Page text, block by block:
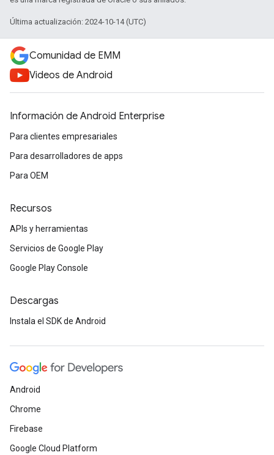
Última actualización: 2024-10-14 (UTC)
Comunidad de EMM
Videos de Android
Información de Android Enterprise
Para clientes empresariales
Para desarrolladores de apps
Para OEM
Recursos
APIs y herramientas
Servicios de Google Play
Google Play Console
Descargas
Instala el SDK de Android
Android
Chrome
Firebase
Google Cloud Platform